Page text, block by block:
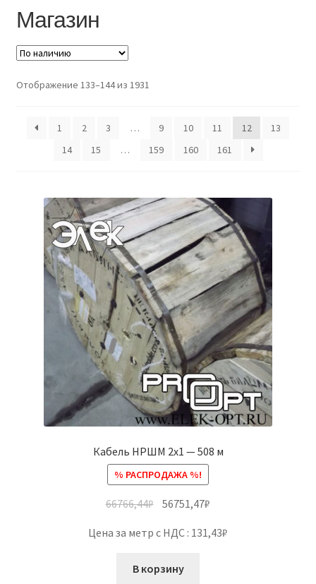
Розница
Заказать отмотку
Магазин
Отображение 133–144 из 1931
1 2 3 … 9 10 11 12
13
14
15 … 159 160 161
Кабель НРШМ 2х1 — 508 м
% РАСПРОДАЖА %!
66766,44₽ 56751,47₽
Цена за метр с НДС : 131,43₽
В корзину